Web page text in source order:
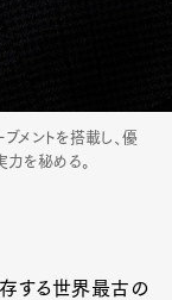
ブメントを搭載し、優
を秘める。
する世界最古の